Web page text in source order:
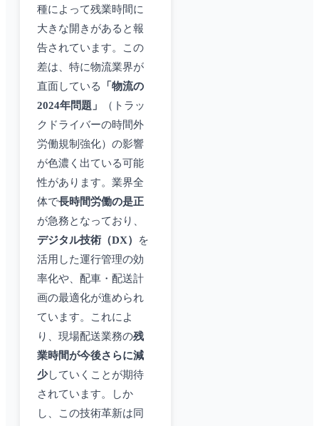
種によって残業時間に
大きな開きがあると報
告されています。この
差は、特に物流業界が
直面している
「物流の
2024年問題」
（トラッ
クドライバーの時間外
労働規制強化）の影響
が色濃く出ている可能
性があります。業界全
体で長時間労働の是正
が急務となっており、
デジタル技術（DX）
を
活用した運行管理の効
率化や、配車・配送計
画の最適化が進められ
ています。これによ
り、現場配送業務の残
業時間が今後さらに減
少していくことが期待
されています。しか
し、この技術革新は同